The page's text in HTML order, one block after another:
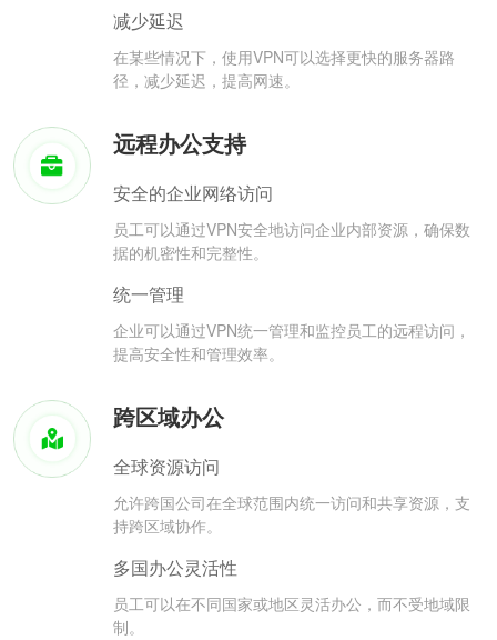
减少延迟
在某些情况下，使用VPN可以选择更快的服务器路
径，减少延迟，提高网速。
远程办公支持
安全的企业网络访问
员工可以通过VPN安全地访问企业内部资源，确保数
据的机密性和完整性。
统一管理
企业可以通过VPN统一管理和监控员工的远程访问，
提高安全性和管理效率。
跨区域办公
全球资源访问
允许跨国公司在全球范围内统一访问和共享资源，支
持跨区域协作。
多国办公灵活性
员工可以在不同国家或地区灵活办公，而不受地域限
制。